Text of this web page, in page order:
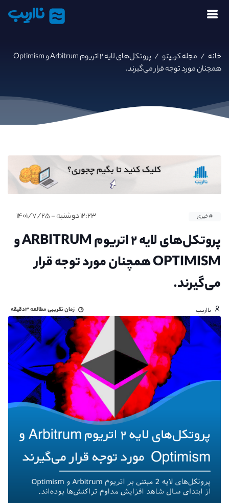
نااریب
خانه / مجله کریپتو /
پروتکل‌های لایه ۲ اتریوم Arbitrum و Optimism
همچنان مورد توجه قرار می‌گیرند.
#خبری ۱۲:۲۳ دوشنبه - ۱۴۰۱/۷/۲۵
پروتکل‌های لایه ۲ اتریوم ARBITRUM و
OPTIMISM همچنان مورد توجه قرار
می‌گیرند.
نااریب زمان تقریبی مطالعه۳دقیقه